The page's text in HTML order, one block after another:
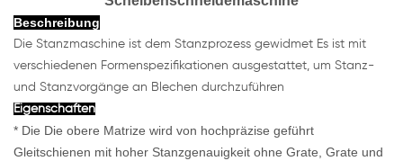
Beschreibung
Die Stanzmaschine ist dem Stanzprozess gewidmet Es ist mit
verschiedenen Formenspezifikationen ausgestattet, um Stanz-
und Stanzvorgänge an Blechen durchzuführen
Eigenschaften
* Die Die obere Matrize wird von hochpräzise geführt
Gleitschienen mit hoher Stanzgenauigkeit ohne Grate, Grate und